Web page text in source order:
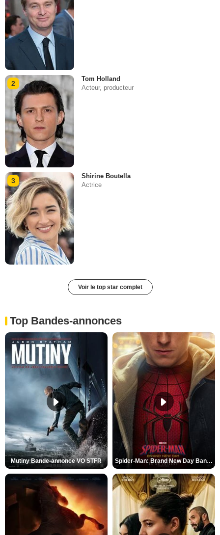
2
Tom Holland
Acteur, producteur
3
Shirine Boutella
Actrice
Voir le top star complet
Top Bandes-annonces
Mutiny Bande-annonce VO STFR Spider-Man: Brand New Day Bande-annonce VO STFR